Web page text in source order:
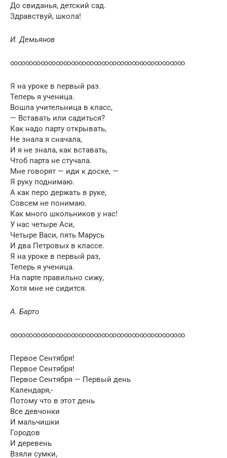
До свиданья, детский сад.
Здравствуй, школа!
И. Демьянов
∞∞∞∞∞∞∞∞∞∞∞∞∞∞∞∞∞∞∞∞∞∞∞
Я на уроке в первый раз.
Теперь я ученица.
Вошла учительница в класс,
— Вставать или садиться?
Как надо парту открывать,
Не знала я сначала,
И я не знала, как вставать,
Чтоб парта не стучала.
Мне говорят — иди к доске, —
Я руку поднимаю.
А как перо держать в руке,
Совсем не понимаю.
Как много школьников у нас!
У нас четыре Аси,
Четыре Васи, пять Марусь
И два Петровых в классе.
Я на уроке в первый раз,
Теперь я ученица.
На парте правильно сижу,
Хотя мне не сидится.
А. Барто
∞∞∞∞∞∞∞∞∞∞∞∞∞∞∞∞∞∞∞∞∞∞∞
Первое Сентября!
Первое Сентября!
Первое Сентября — Первый день
Календаря,-
Потому что в этот день
Все девчонки
И мальчишки
Городов
И деревень
Взяли сумки,